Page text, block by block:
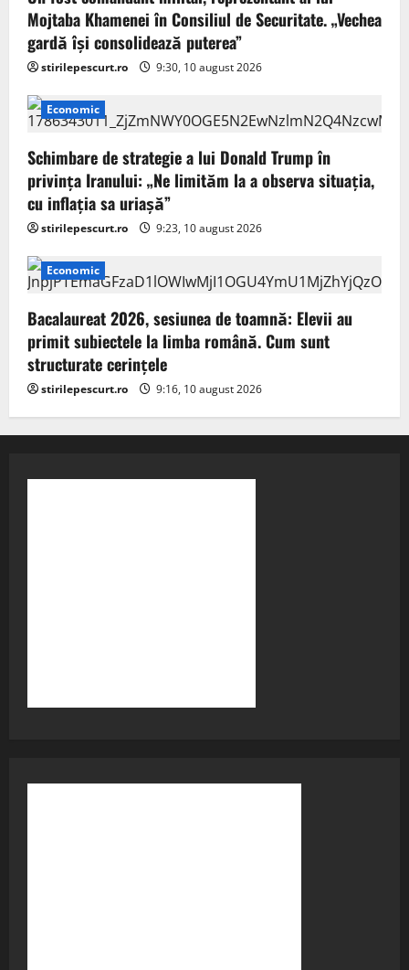
Mojtaba Khamenei în Consiliul de Securitate. „Vechea
gardă își consolidează puterea”
stirilepescurt.ro 9:30, 10 august 2026
Economic
Schimbare de strategie a lui Donald Trump în
privința Iranului: „Ne limităm la a observa situația,
cu inflația sa uriașă”
stirilepescurt.ro 9:23, 10 august 2026
Economic
Bacalaureat 2026, sesiunea de toamnă: Elevii au
primit subiectele la limba română. Cum sunt
structurate cerințele
stirilepescurt.ro 9:16, 10 august 2026